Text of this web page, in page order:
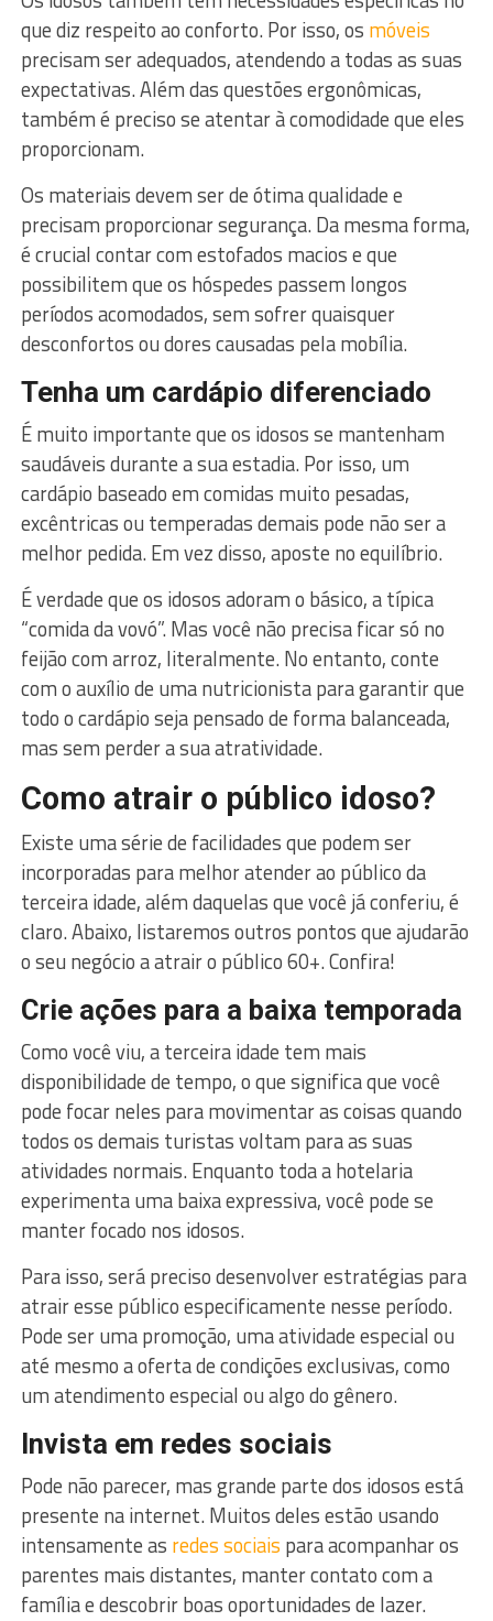
que diz respeito ao conforto. Por isso, os móveis
precisam ser adequados, atendendo a todas as suas
expectativas. Além das questões ergonômicas,
também é preciso se atentar à comodidade que eles
proporcionam.
Os materiais devem ser de ótima qualidade e
precisam proporcionar segurança. Da mesma forma,
é crucial contar com estofados macios e que
possibilitem que os hóspedes passem longos
períodos acomodados, sem sofrer quaisquer
desconfortos ou dores causadas pela mobília.
Tenha um cardápio diferenciado
É muito importante que os idosos se mantenham
saudáveis durante a sua estadia. Por isso, um
cardápio baseado em comidas muito pesadas,
excêntricas ou temperadas demais pode não ser a
melhor pedida. Em vez disso, aposte no equilíbrio.
É verdade que os idosos adoram o básico, a típica
“comida da vovó”. Mas você não precisa ficar só no
feijão com arroz, literalmente. No entanto, conte
com o auxílio de uma nutricionista para garantir que
todo o cardápio seja pensado de forma balanceada,
mas sem perder a sua atratividade.
Como atrair o público idoso?
Existe uma série de facilidades que podem ser
incorporadas para melhor atender ao público da
terceira idade, além daquelas que você já conferiu, é
claro. Abaixo, listaremos outros pontos que ajudarão
o seu negócio a atrair o público 60+. Confira!
Crie ações para a baixa temporada
Como você viu, a terceira idade tem mais
disponibilidade de tempo, o que significa que você
pode focar neles para movimentar as coisas quando
todos os demais turistas voltam para as suas
atividades normais. Enquanto toda a hotelaria
experimenta uma baixa expressiva, você pode se
manter focado nos idosos.
Para isso, será preciso desenvolver estratégias para
atrair esse público especificamente nesse período.
Pode ser uma promoção, uma atividade especial ou
até mesmo a oferta de condições exclusivas, como
um atendimento especial ou algo do gênero.
Invista em redes sociais
Pode não parecer, mas grande parte dos idosos está
presente na internet. Muitos deles estão usando
intensamente as redes sociais para acompanhar os
parentes mais distantes, manter contato com a
família e descobrir boas oportunidades de lazer.